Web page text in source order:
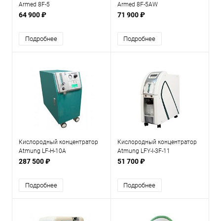
Armed 8F-5
64 900 ₽
Подробнее
Armed 8F-5AW
71 900 ₽
Подробнее
Кислородный концентратор
Atmung LF-H-10A
287 500 ₽
Подробнее
Кислородный концентратор
Atmung LFY-I-3F-11
51 700 ₽
Подробнее